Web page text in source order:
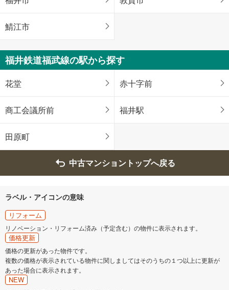
鯖江市
福井鉄道福武線の駅から探す
花堂 赤十字前
商工会議所前 福井駅
田原町
中古マンショントップへ戻る
ラベル・アイコンの意味
リフォーム
リノベーション・リフォーム済み（予定含む）の物件に表示されます。
価格更新
価格の更新があった物件です。
複数の価格が表示されている物件に関しましてはそのうちの１つ以上に更新が
あった場合に表示されます。
NEW